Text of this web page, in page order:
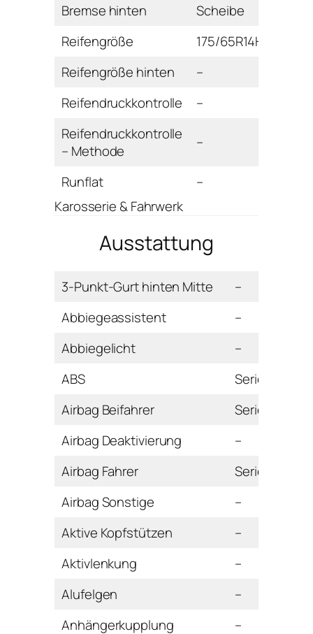
Bremse hinten
Scheibe
Reifengröße
175/65R14H
Reifengröße hinten
–
Reifendruckkontrolle
–
Reifendruckkontrolle
– Methode
–
Runflat
–
Karosserie & Fahrwerk
Ausstattung
3-Punkt-Gurt hinten Mitte
–
Abbiegeassistent
–
Abbiegelicht
–
ABS
Serie
Airbag Beifahrer
Serie
Airbag Deaktivierung
–
Airbag Fahrer
Serie
Airbag Sonstige
–
Aktive Kopfstützen
–
Aktivlenkung
–
Alufelgen
–
Anhängerkupplung
–